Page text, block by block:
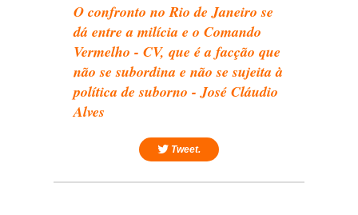
O confronto no Rio de Janeiro se
dá entre a milícia e o Comando
Vermelho - CV, que é a facção que
não se subordina e não se sujeita à
política de suborno - José Cláudio
Alves
Tweet.